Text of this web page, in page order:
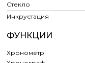
Стекло
Инкрустация
ФУНКЦИИ
Хронометр